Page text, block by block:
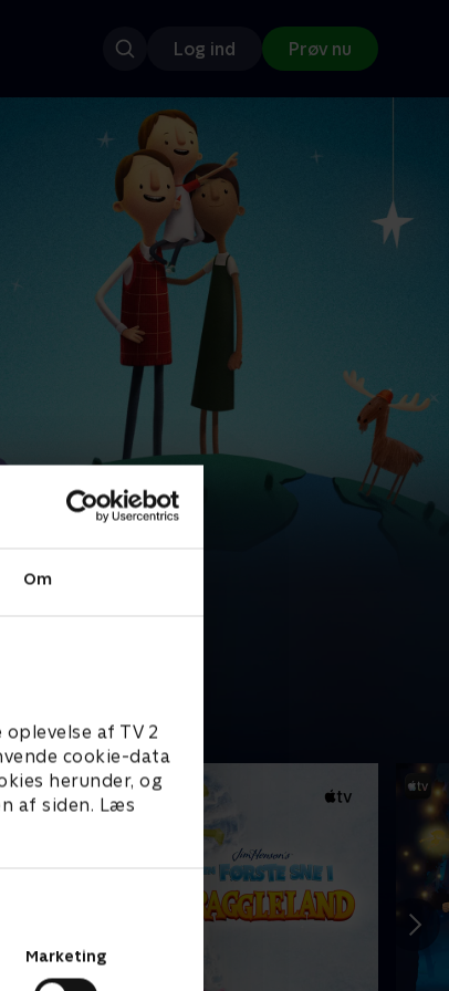
Om
af TV 2
cookie-data
herunder, og
af siden. Læs
Marketing
Log ind Prøv nu